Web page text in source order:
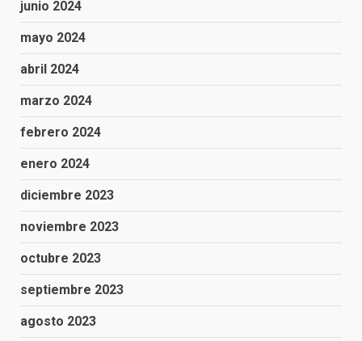
junio 2024
mayo 2024
abril 2024
marzo 2024
febrero 2024
enero 2024
diciembre 2023
noviembre 2023
octubre 2023
septiembre 2023
agosto 2023